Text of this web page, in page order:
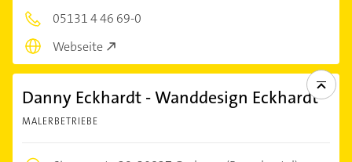
05131 4 46 69-0
Webseite
Danny Eckhardt - Wanddesign Eckhardt
MALERBETRIEBE